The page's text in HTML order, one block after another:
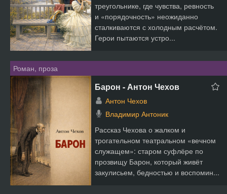
треугольнике, где чувства, ревность
и «порядочность» неожиданно
сталкиваются с холодным расчётом.
Герои пытаются устро...
Роман, проза
Барон - Антон Чехов
Антон Чехов
Владимир Антоник
Рассказ Чехова о жалком и
трогательном театральном «вечном
служащем»: старом суфлёре по
прозвищу Барон, который живёт
закулисьем, бедностью и воспомин...